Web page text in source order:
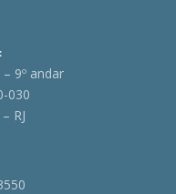
9º andar
030
RJ